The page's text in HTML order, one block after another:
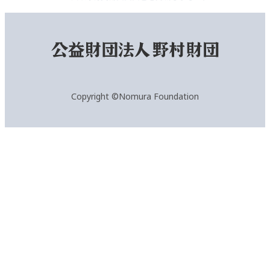
Copyright ©Nomura Foundation